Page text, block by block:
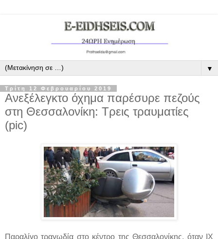
▼
Τρίτη 12 Φεβρουαρίου 2019
Ανεξέλεγκτο όχημα παρέσυρε πεζούς
στη Θεσσαλονίκη: Τρεις τραυματίες
(pic)
Παραλίγο τραγωδία στο κέντρο της Θεσσαλονίκης, όταν ΙΧ